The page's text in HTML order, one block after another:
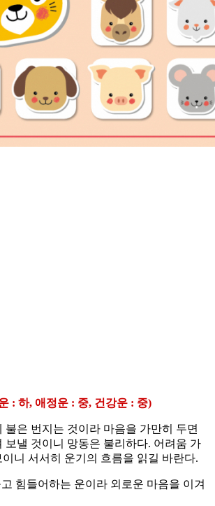
: 하, 애정운 : 중, 건강운 : 중)
불은 번지는 것이라 마음을 가만히 두면
보낼 것이니 망동은 불리하다. 어려움 가
니 서서히 운기의 흐름을 읽길 바란다.
힘들어하는 운이라 외로운 마음을 이겨